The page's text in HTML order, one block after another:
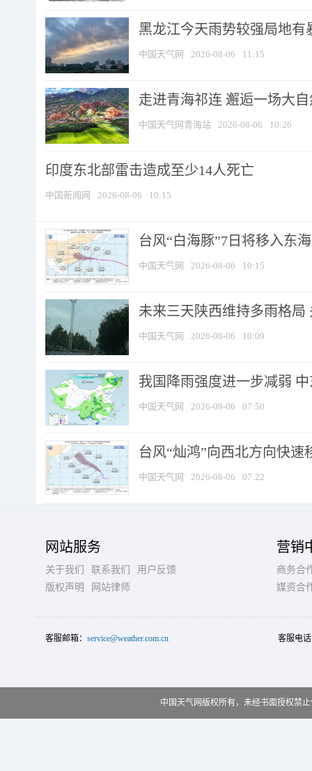
黑龙江今天雨势较强局地有
中国天气网 2026-08-06 11:15
走进青海祁连 邂逅一场大
中国天气网青海站 2026-08-06 10:26
印度东北部雷击造成至少14人死亡
中国新闻网 2026-08-06 10:15
台风“白海豚”7日将移入东
中国天气网 2026-08-06 10:15
未来三天陕西维持多雨格局
中国天气网 2026-08-06 10:09
我国降雨强度进一步减弱
中国天气网 2026-08-06 07:50
台风“灿鸿”向西北方向快
中国天气网 2026-08-06 07:22
网站服务
关于我们 联系我们
用户反馈
版权声明
网站律师
营销
商务合
媒资合
客服邮箱： service@weather.com.cn 客服电
中国天气网版权所有，未经书面授权